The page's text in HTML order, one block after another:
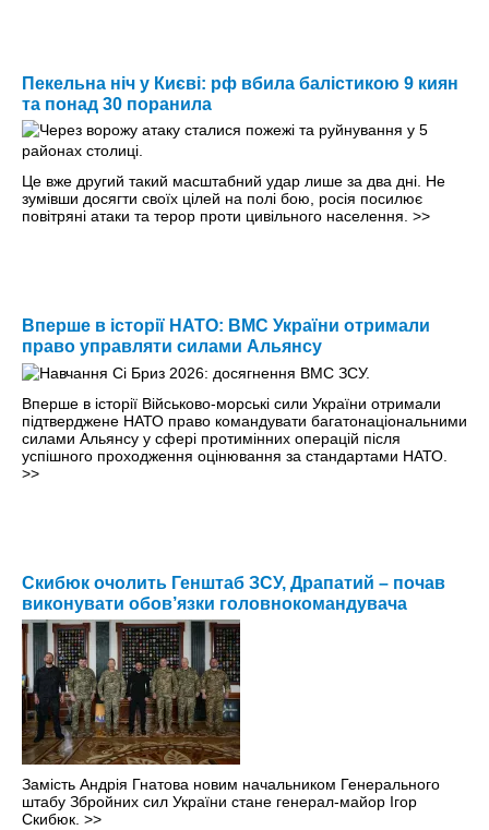
Пекельна ніч у Києві: рф вбила балістикою 9 киян
та понад 30 поранила
Це вже другий такий масштабний удар лише за два дні. Не
зумівши досягти своїх цілей на полі бою, росія посилює
повітряні атаки та терор проти цивільного населення. >>
Вперше в історії НАТО: ВМС України отримали
право управляти силами Альянсу
Вперше в історії Військово-морські сили України отримали
підтверджене НАТО право командувати багатонаціональними
силами Альянсу у сфері протимінних операцій після
успішного проходження оцінювання за стандартами НАТО.
>>
Скибюк очолить Генштаб ЗСУ, Драпатий – почав
виконувати обов’язки головнокомандувача
Замість Андрія Гнатова новим начальником Генерального
штабу Збройних сил України стане генерал-майор Ігор
Скибюк. >>